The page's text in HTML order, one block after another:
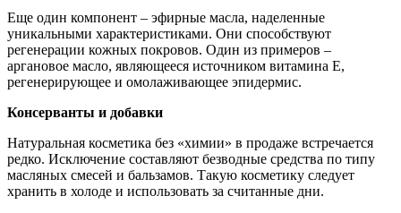
Еще один компонент – эфирные масла, наделенные
уникальными характеристиками. Они способствуют
регенерации кожных покровов. Один из примеров –
аргановое масло, являющееся источником витамина Е,
регенерирующее и омолаживающее эпидермис.
Консерванты и добавки
Натуральная косметика без «химии» в продаже встречается
редко. Исключение составляют безводные средства по типу
масляных смесей и бальзамов. Такую косметику следует
хранить в холоде и использовать за считанные дни.